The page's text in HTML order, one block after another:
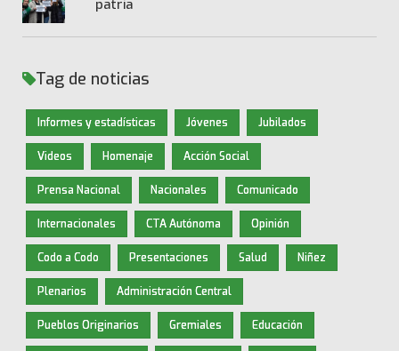
patria
Tag de noticias
Informes y estadísticas Jóvenes Jubilados
Videos Homenaje Acción Social
Prensa Nacional Nacionales Comunicado
Internacionales CTA Autónoma Opinión
Codo a Codo Presentaciones Salud Niñez
Plenarios Administración Central
Pueblos Originarios Gremiales Educación